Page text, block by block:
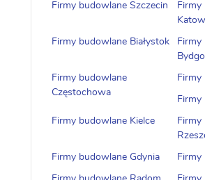
Firmy budowlane Szczecin
Firmy
Firmy budowlane Białystok
Firmy
Firmy budowlane
Częstochowa
Firmy
Firmy
Firmy budowlane Kielce
Firmy
Firmy budowlane Gdynia Firmy